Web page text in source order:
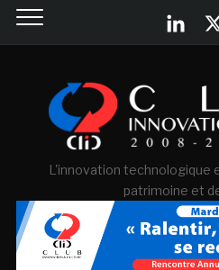
L'innovation technologique
patrimoine et